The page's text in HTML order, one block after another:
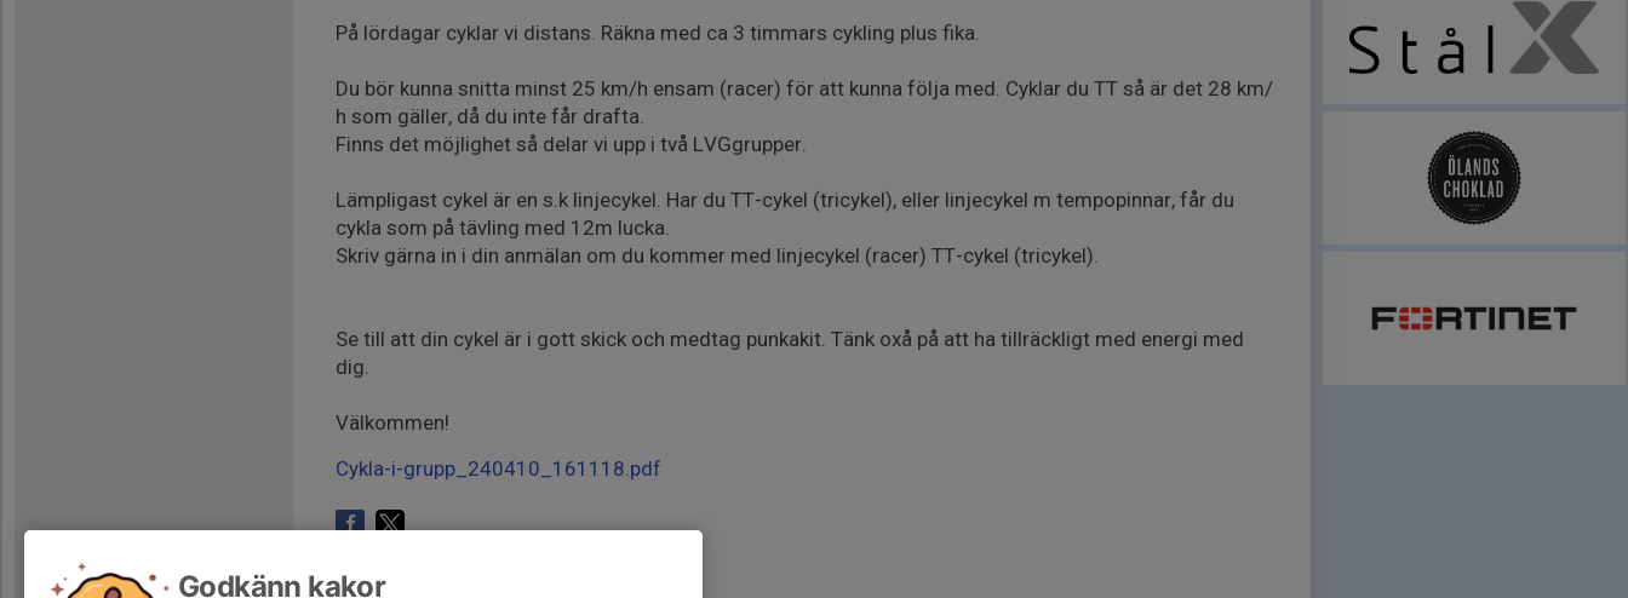
På lördagar cyklar vi distans. Räkna med ca 3 timmars cykling plus fika.
Du bör kunna snitta minst 25 km/h ensam (racer) för att kunna följa med. Cyklar du TT så är det 28 km/
h som gäller, då du inte får drafta.
Finns det möjlighet så delar vi upp i två LVGgrupper.
Lämpligast cykel är en s.k linjecykel. Har du TT-cykel (tricykel), eller linjecykel m tempopinnar, får du
cykla som på tävling med 12m lucka.
Skriv gärna in i din anmälan om du kommer med linjecykel (racer) TT-cykel (tricykel).
Se till att din cykel är i gott skick och medtag punkakit. Tänk oxå på att ha tillräckligt med energi med
dig.
Välkommen!
Cykla-i-grupp_240410_161118.pdf
Godkänn kakor